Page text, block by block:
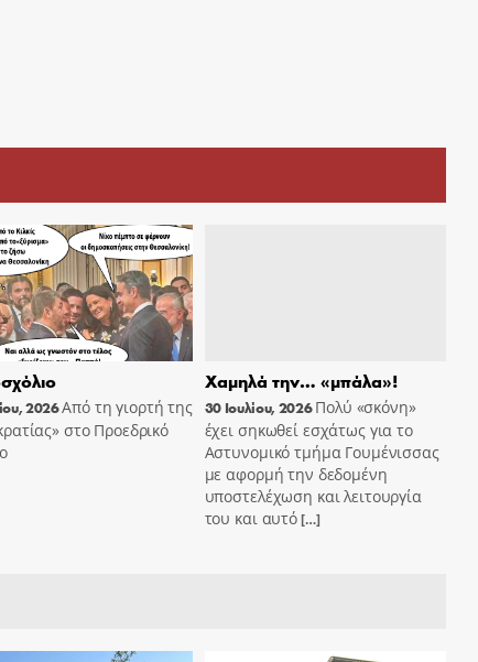
2026Από τη γιορτή της
στο Προεδρικό
Χαμηλά την… «μπάλα»!
30 Ιουλίου, 2026Πολύ «σκόνη»
έχει σηκωθεί εσχάτως για το
Αστυνομικό τμήμα Γουμένισσας
με αφορμή την δεδομένη
υποστελέχωση και λειτουργία
του και αυτό[…]